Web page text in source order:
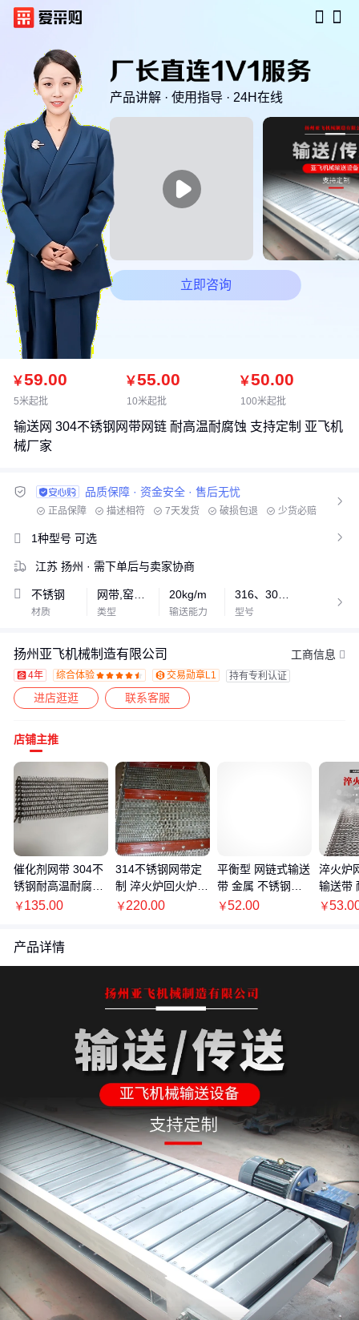
产品讲解 · 使用指导 · 24H在线

立即咨询
￥59.00
5米起批
￥55.00
10米起批
￥50.00
100米起批
输送网 304不锈钢网带网链 耐高温耐腐蚀 支持定制 亚飞机
械厂家
品质保障 · 资金安全 · 售后无忧
正品保障 描述相符 7天发货 破损包退
少货必赔
资金安全

1种型号 可选 
江苏 扬州 · 需下单后与卖家协商
不锈钢
材质
网带,窑炉网带,不锈钢网带,输送网带
类型
20kg/m
输送能力
316、304、201不锈钢
型号

扬州亚飞机械制造有限公司 工商信息
4年 综合体验     
     交易勋章L1 持有专利认证
进店逛逛 联系客服
店铺主推
催化剂网带 304不
锈钢耐高温耐腐蚀
支持定制 输送网带
￥135.00
314不锈钢网带定
制 淬火炉回火炉输
送带 大量批发供货
￥220.00
平衡型 网链式输送
带 金属 不锈钢网
带 耐高温 冷冻隧
￥52.00
淬火炉
输送带
蚀 亚
￥
产品详情